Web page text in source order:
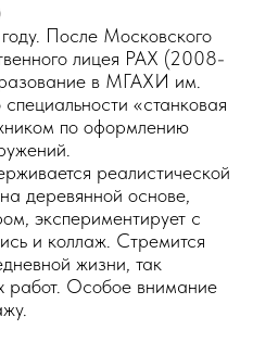
После Московского
лицея РАХ (2008-
в МГАХИ им.
«станковая
по оформлению
реалистической
деревянной основе,
экспериментирует с
и коллаж. Стремится
жизни, так
работ. Особое внимание